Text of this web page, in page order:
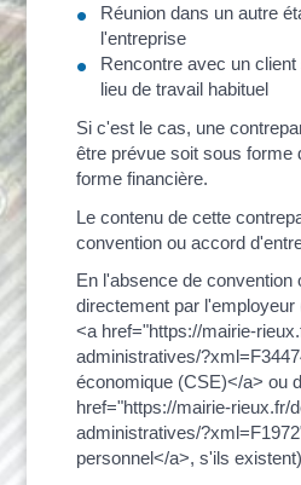
Réunion dans un autre
l'entreprise
Rencontre avec un
lieu de travail habituel
Si c'est le cas, une
être prévue soit sous forme
forme financière.
Le contenu de cette
convention ou accord
En l'absence de convention
directement par
<a href="https://mairie-
administratives/
économique (CSE)</a> ou
href="https://mairie-rieux.fr/
administratives/
personnel</a>, s'ils